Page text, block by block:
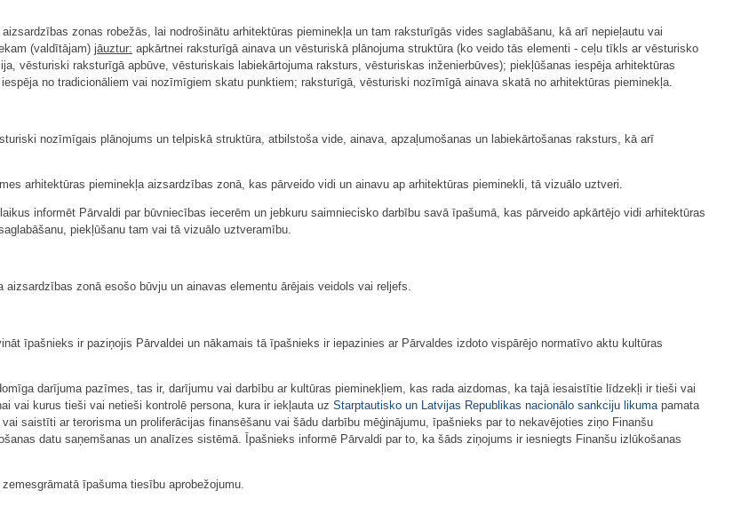
zonas robežās, lai nodrošinātu arhitektūras pieminekļa un tam raksturīgās vides saglabāšanu, kā arī nepieļautu vai
(valdītājam) jāuztur: apkārtnei raksturīgā ainava un vēsturiskā plānojuma struktūra (ko veido tās elementi - ceļu tīkls ar vēsturisko
vēsturiski raksturīgā apbūve, vēsturiskais labiekārtojuma raksturs, vēsturiskas inženierbūves); piekļūšanas iespēja arhitektūras
no tradicionāliem vai nozīmīgiem skatu punktiem; raksturīgā, vēsturiski nozīmīgā ainava skatā no arhitektūras pieminekļa.
nozīmīgais plānojums un telpiskā struktūra, atbilstoša vide, ainava, apzaļumošanas un labiekārtošanas raksturs, kā arī
arhitektūras pieminekļa aizsardzības zonā, kas pārveido vidi un ainavu ap arhitektūras pieminekli, tā vizuālo uztveri.
informēt Pārvaldi par būvniecības iecerēm un jebkuru saimniecisko darbību savā īpašumā, kas pārveido apkārtējo vidi arhitektūras
piekļūšanu tam vai tā vizuālo uztveramību.
zonā esošo būvju un ainavas elementu ārējais veidols vai reljefs.
īpašnieks ir paziņojis Pārvaldei un nākamais tā īpašnieks ir iepazinies ar Pārvaldes izdoto vispārējo normatīvo aktu kultūras
darījuma pazīmes, tas ir, darījumu vai darbību ar kultūras pieminekļiem, kas rada aizdomas, ka tajā iesaistītie līdzekļi ir tieši vai
vai kurus tieši vai netieši kontrolē persona, kura ir iekļauta uz Starptautisko un Latvijas Republikas nacionālo sankciju likumapamata
saistīti ar terorisma un proliferācijas finansēšanu vai šādu darbību mēģinājumu, īpašnieks par to nekavējoties ziņo Finanšu
datu saņemšanas un analīzes sistēmā. Īpašnieks informē Pārvaldi par to, ka šāds ziņojums ir iesniegts Finanšu izlūkošanas
īpašuma tiesību aprobežojumu.